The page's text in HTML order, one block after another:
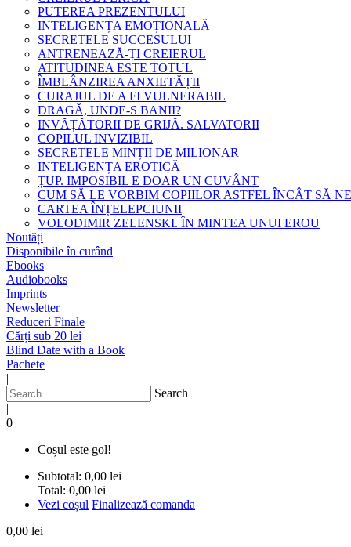
PUTEREA PREZENTULUI
INTELIGENȚA EMOȚIONALĂ
SECRETELE SUCCESULUI
ANTRENEAZĂ-ȚI CREIERUL
ATITUDINEA ESTE TOTUL
ÎMBLÂNZIREA ANXIETĂȚII
CURAJUL DE A FI VULNERABIL
DRAGĂ, UNDE-S BANII?
INVĂȚĂTORII DE GRIJĂ. SALVATORII
COPILUL INVIZIBIL
SECRETELE MINȚII DE MILIONAR
INTELIGENȚA EROTICĂ
ȚUP. IMPOSIBIL E DOAR UN CUVÂNT
CUM SĂ LE VORBIM COPIILOR ASTFEL ÎNCÂT SĂ
CARTEA ÎNȚELEPCIUNII
VOLODIMIR ZELENSKI. ÎN MINTEA UNUI EROU
Noutăți
Disponibile în curând
Ebooks
Audiobooks
Imprints
Newsletter
Reduceri Finale
Cărți sub 20 lei
Blind Date with a Book
Pachete
|
Search
|
0
Coșul este gol!
Subtotal: 0,00 lei
Total: 0,00 lei
Vezi coșul Finalizează comanda
0,00 lei